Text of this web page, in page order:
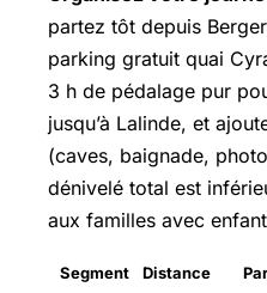
partez tôt depuis
parking gratuit quai
3 h de pédalage pur
jusqu’à Lalinde, et
(caves, baignade,
dénivelé total est
aux familles avec
Segment Distance